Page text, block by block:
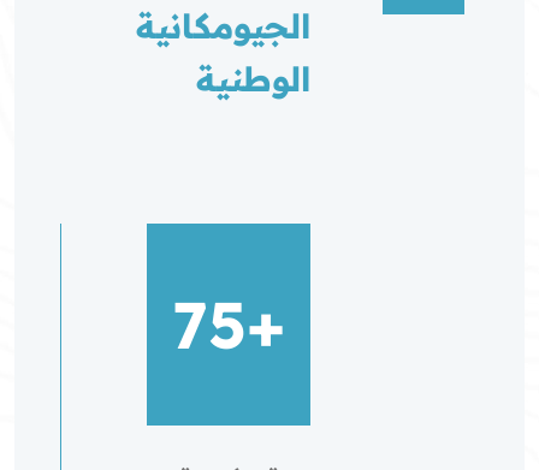
الجيومكانية
الوطنية
+75